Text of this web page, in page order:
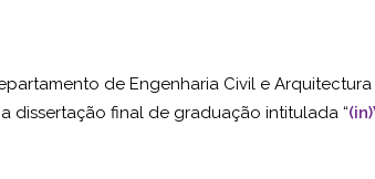
de Engenharia Civil e
dissertação final de graduação intitulada “